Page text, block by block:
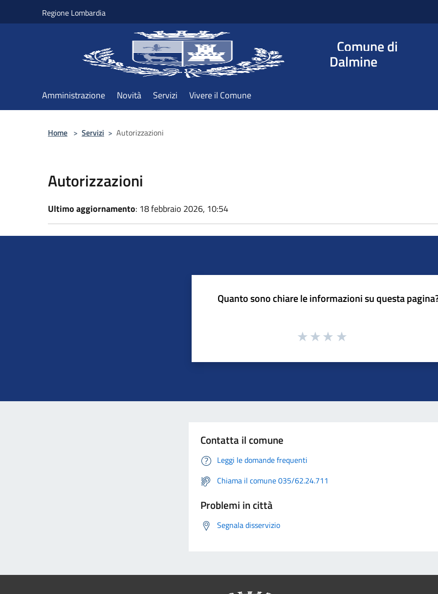
Regione Lombardia
Comune di
Dalmine
Amministrazione Novità Servizi Vivere il Comune
Home > Servizi > Autorizzazioni
Autorizzazioni
Ultimo aggiornamento: 18 febbraio 2026, 10:54
Quanto sono chiare le informazioni su questa
Contatta il comune
Leggi le domande frequenti
Chiama il comune 035/62.24.711
Problemi in città
Segnala disservizio